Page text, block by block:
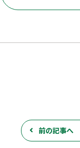
前の記事へ